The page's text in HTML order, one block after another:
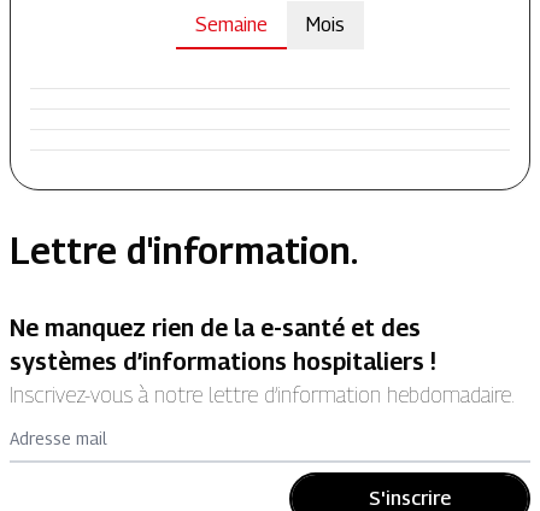
Semaine Mois
Lettre d'information.
Ne manquez rien de la e-santé et des
systèmes d’informations hospitaliers !
Inscrivez-vous à notre lettre d’information hebdomadaire.
Adresse mail
S'inscrire